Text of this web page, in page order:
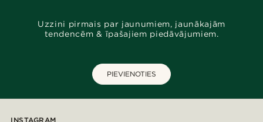
Uzzini pirmais par jaunumiem, jaunākajām
tendencēm & īpašajiem piedāvājumiem.
PIEVIENOTIES
INSTAGRAM